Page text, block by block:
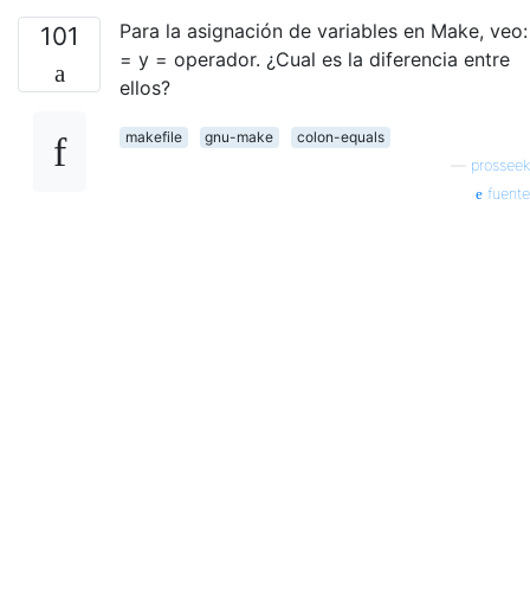
101
Para la asignación de variables en Make, veo:
= y = operador. ¿Cual es la diferencia entre
ellos?
makefile gnu-make
colon-equals
prosseek
fuente